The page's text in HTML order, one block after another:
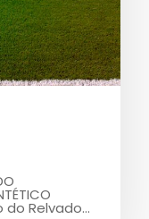
Relvado…